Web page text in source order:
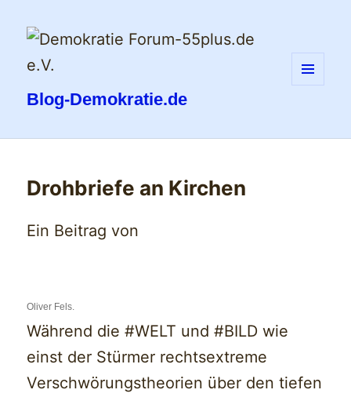
Blog-Demokratie.de
Drohbriefe an Kirchen
Ein Beitrag von
Oliver Fels.
Während die #WELT und #BILD wie
einst der Stürmer rechtsextreme
Verschwörungstheorien über den tiefen